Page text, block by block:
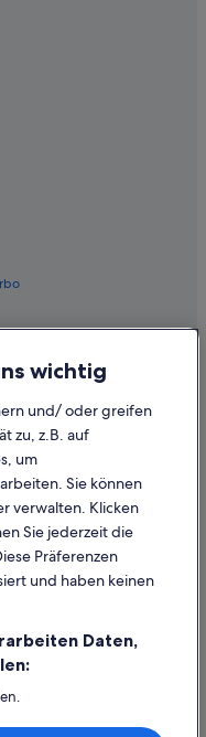
der Fluggesellschaft
wichtig
und/ oder greifen
zu, z.B. auf
um
Sie können
verwalten. Klicken
Sie jederzeit die
Präferenzen
und haben keinen
Daten,